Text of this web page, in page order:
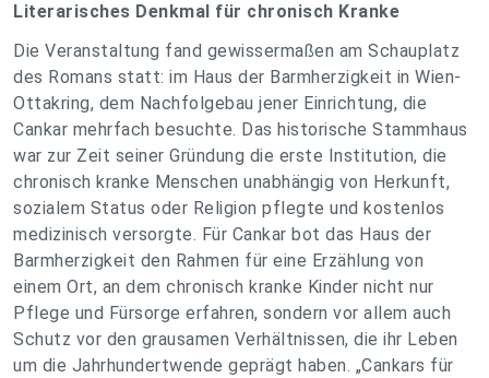
Literarisches Denkmal für chronisch Kranke
Die Veranstaltung fand gewissermaßen am Schauplatz
des Romans statt: im Haus der Barmherzigkeit in Wien-
Ottakring, dem Nachfolgebau jener Einrichtung, die
Cankar mehrfach besuchte. Das historische Stammhaus
war zur Zeit seiner Gründung die erste Institution, die
chronisch kranke Menschen unabhängig von Herkunft,
sozialem Status oder Religion pflegte und kostenlos
medizinisch versorgte. Für Cankar bot das Haus der
Barmherzigkeit den Rahmen für eine Erzählung von
einem Ort, an dem chronisch kranke Kinder nicht nur
Pflege und Fürsorge erfahren, sondern vor allem auch
Schutz vor den grausamen Verhältnissen, die ihr Leben
um die Jahrhundertwende geprägt haben. „Cankars für